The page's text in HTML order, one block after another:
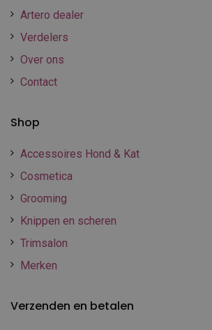
Artero dealer
Verdelers
Over ons
Contact
Shop
Accessoires Hond & Kat
Cosmetica
Grooming
Knippen en scheren
Trimsalon
Merken
Verzenden en betalen